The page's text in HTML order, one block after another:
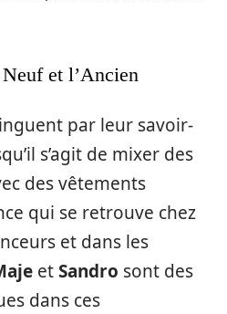
et l’Ancien
par leur savoir-
s’agit de mixer des
des vêtements
qui se retrouve chez
et dans les
etSandro sont des
dans ces